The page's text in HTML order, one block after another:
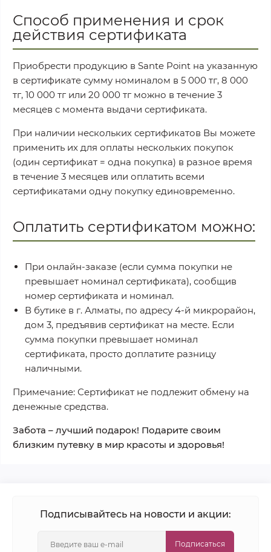
Способ применения и срок
действия сертификата
Приобрести продукцию в Sante Point на указанную
в сертификате сумму номиналом в 5 000 тг, 8 000
тг, 10 000 тг или 20 000 тг можно в течение 3
месяцев с момента выдачи сертификата.
При наличии нескольких сертификатов Вы можете
применить их для оплаты нескольких покупок
(один сертификат = одна покупка) в разное время
в течение 3 месяцев или оплатить всеми
сертификатами одну покупку единовременно.
Оплатить сертификатом можно:
При онлайн-заказе (если сумма покупки не
превышает номинал сертификата), сообщив
номер сертификата и номинал.
В бутике в г. Алматы, по адресу 4-й микрорайон,
дом 3, предъявив сертификат на месте. Если
сумма покупки превышает номинал
сертификата, просто доплатите разницу
наличными.
Примечание: Сертификат не подлежит обмену на
денежные средства.
Забота – лучший подарок! Подарите своим
близким путевку в мир красоты и здоровья!
Подписывайтесь на новости и акции:
Подписаться